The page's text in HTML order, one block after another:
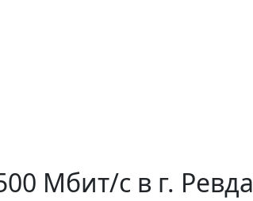
Мбит/с в г. Ревда